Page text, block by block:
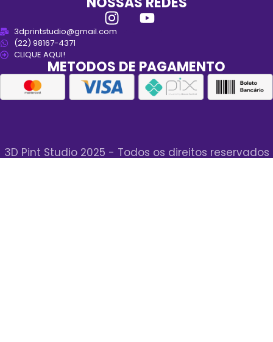
3dprintstudio@gmail.com
(22) 98167-4371
CLIQUE AQUI!
METODOS DE PAGAMENTO
3D Pint Studio 2025 - Todos os direitos reservados